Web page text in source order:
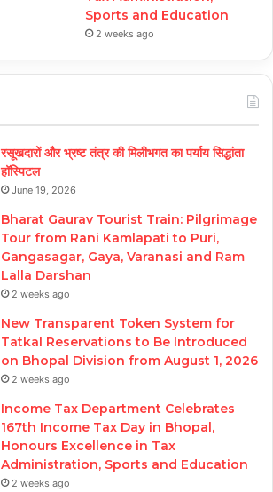
Sports and Education
2 weeks ago
रसूखदारों और भ्रष्ट तंत्र की मिलीभगत का पर्याय सिद्धांता
हॉस्पिटल
June 19, 2026
Bharat Gaurav Tourist Train: Pilgrimage
Tour from Rani Kamlapati to Puri,
Gangasagar, Gaya, Varanasi and Ram
Lalla Darshan
2 weeks ago
New Transparent Token System for
Tatkal Reservations to Be Introduced
on Bhopal Division from August 1, 2026
2 weeks ago
Income Tax Department Celebrates
167th Income Tax Day in Bhopal,
Honours Excellence in Tax
Administration, Sports and Education
2 weeks ago